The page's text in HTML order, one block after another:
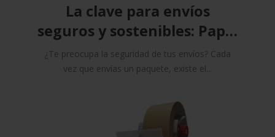
La clave para envíos
seguros y sostenibles: Papel
engomado de Controlpack
¿Te preocupa la seguridad de tus envíos? Cada
vez que envías un paquete, existe el...